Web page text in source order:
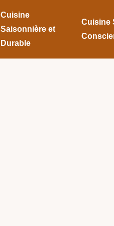
Cuisine
Saisonnière et
Durable
Cuisine